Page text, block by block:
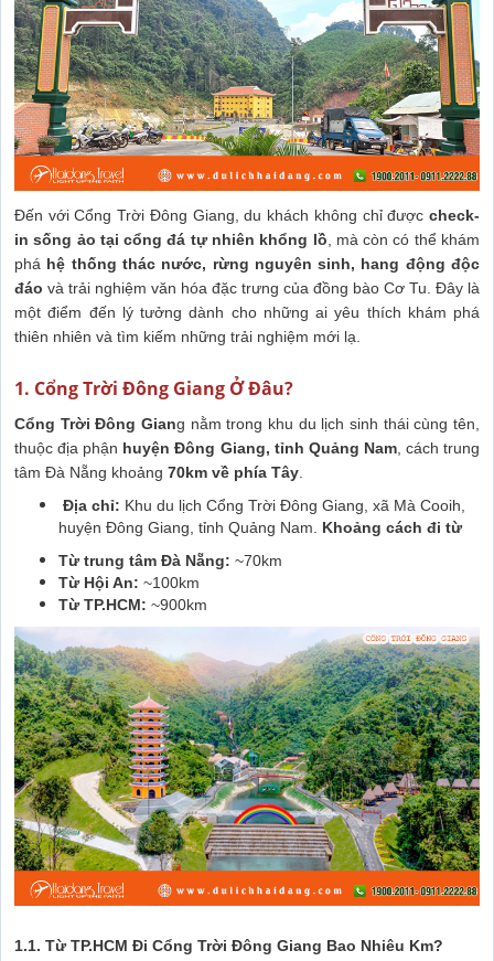
Đến với Cổng Trời Đông Giang, du khách không chỉ được check-
in sống ảo tại cổng đá tự nhiên khổng lồ , mà còn có thể khám
phá hệ thống thác nước, rừng nguyên sinh, hang động độc
đáo và trải nghiệm văn hóa đặc trưng của đồng bào Cơ Tu. Đây là
một điểm đến lý tưởng dành cho những ai yêu thích khám phá
thiên nhiên và tìm kiếm những trải nghiệm mới lạ.
1. Cổng Trời Đông Giang Ở Đâu?
Cổng Trời Đông Giang nằm trong khu du lịch sinh thái cùng tên,
thuộc địa phận huyện Đông Giang, tỉnh Quảng Nam, cách trung
tâm Đà Nẵng khoảng 70km về phía Tây
Địa chỉ: Khu du lịch Cổng Trời Đông Giang, xã Mà Cooih,
huyện Đông Giang, tỉnh Quảng Nam. Khoảng cách đi từ
Từ trung tâm Đà Nẵng: ~70km
Từ Hội An: ~100km
Từ TP.HCM: ~900km
1.1. Từ TP.HCM Đi Cổng Trời Đông Giang Bao Nhiêu Km?